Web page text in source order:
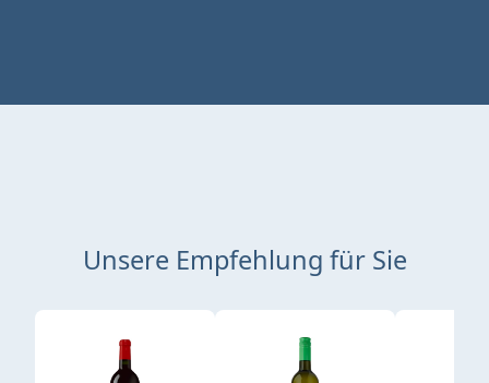
Unsere Empfehlung für Sie
Produktgalerie überspringen